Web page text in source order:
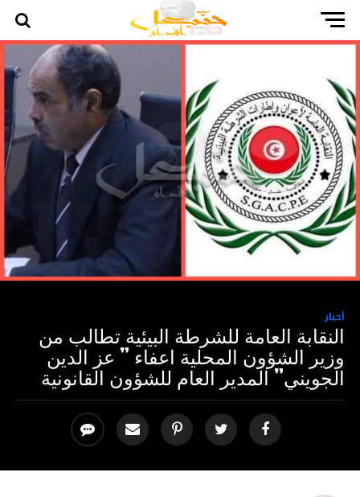
أخبار
النقابة العامة للشرطة البيئية تطالب من
وزير الشؤون المحلية اعفاء ” عز الدين
الجويني” المدير العام للشؤون القانونية